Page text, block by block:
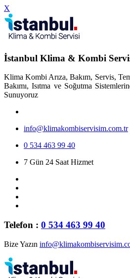
X
İstanbul Klima & Kombi
Klima Kombi Arıza, Bakım, Servis,
Bakımı, Isıtma ve Soğutma
Sunuyoruz
info@klimakombiservisim.com.tr
0 534 463 99 40
7 Gün 24 Saat Hizmet
Telefon : 0 534 463 99 40
Bize Yazın